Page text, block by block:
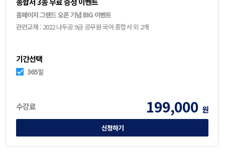
홈페이지 그랜드 오픈 기념 BIG 이벤트
관련교재 : 2022 나두공 9급 공무원 국어 종합서 외 2개
기간선택
365일
수강료 199,000 원
신청하기